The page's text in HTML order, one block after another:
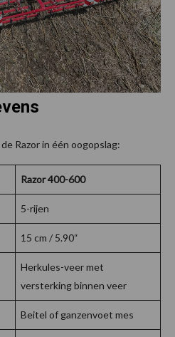
Razor in één oogopslag:
Razor 400-600
5-rijen
15 cm / 5.90“
Herkules-veer met
versterking binnen veer
Beitel of ganzenvoet mes